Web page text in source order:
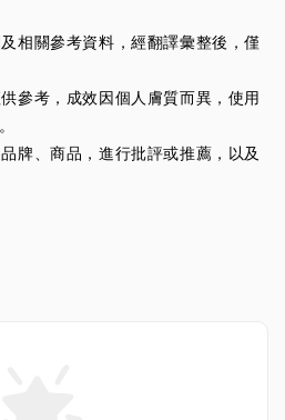
相關參考資料，經翻譯彙整後，僅
參考，成效因個人膚質而異，使用
牌、商品，進行批評或推薦，以及